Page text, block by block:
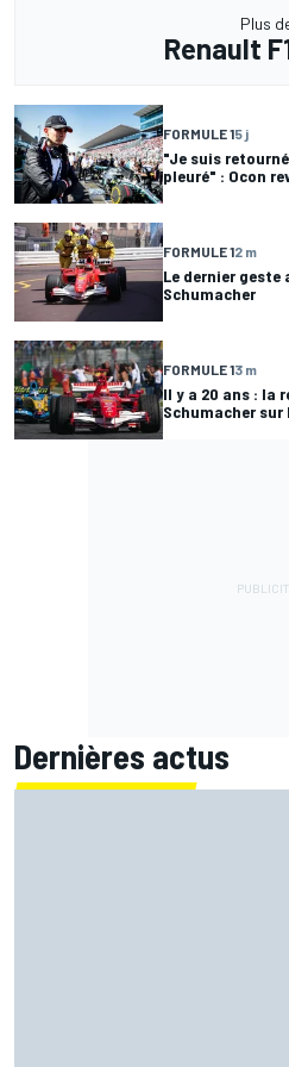
Plus
Renault
FORMULE 15 j
"Je suis
pleuré" : Ocon
FORMULE 12 m
Le dernier
Schumacher
FORMULE 13 m
Il y a 20 ans : la
Schumacher sur
Dernières actus